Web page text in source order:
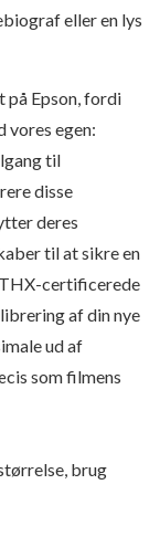
eller en lys
Epson, fordi
vores egen:
til
disse
deres
til at sikre en
certificerede
af din nye
ud af
som filmens
brug